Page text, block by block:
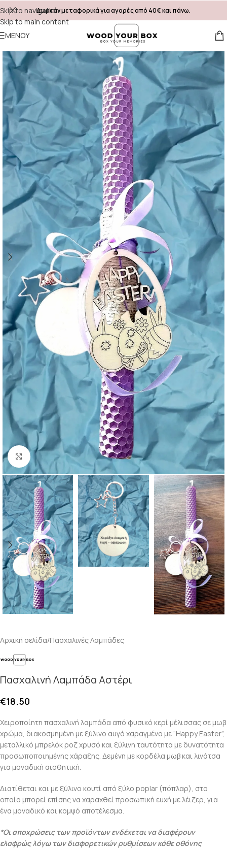
Skip to navigation
Skip to main content
Δωρεάν μεταφορικά για αγορές από 40€ και πάνω.
ΜΕΝΟΎ
Κλικ για μεγέθυνση
Αρχική σελίδα/Πασχαλινές Λαμπάδες
Πασχαλινή Λαμπάδα Αστέρι
€18.50
Χειροποίητη πασχαλινή λαμπάδα από φυσικό κερί μέλισσας σε μωβ
χρώμα, διακοσμημένη με ξύλινο αυγό χαραγμένο με “Happy Easter”,
μεταλλικό μπρελόκ ροζ χρυσό και ξύλινη ταυτότητα με δυνατότητα
προσωποποιημένης χάραξης. Δεμένη με κορδέλα μωβ και λινάτσα
για μοναδική αισθητική.
Διατίθεται και με ξύλινο κουτί από ξύλο poplar (πόπλαρ), στο
οποίο μπορεί επίσης να χαραχθεί προσωπική ευχή με λέιζερ, για
ένα μοναδικό και κομψό αποτέλεσμα.
*Οι αποχρώσεις των προϊόντων ενδέχεται να διαφέρουν
ελαφρώς λόγω των διαφορετικών ρυθμίσεων κάθε οθόνης